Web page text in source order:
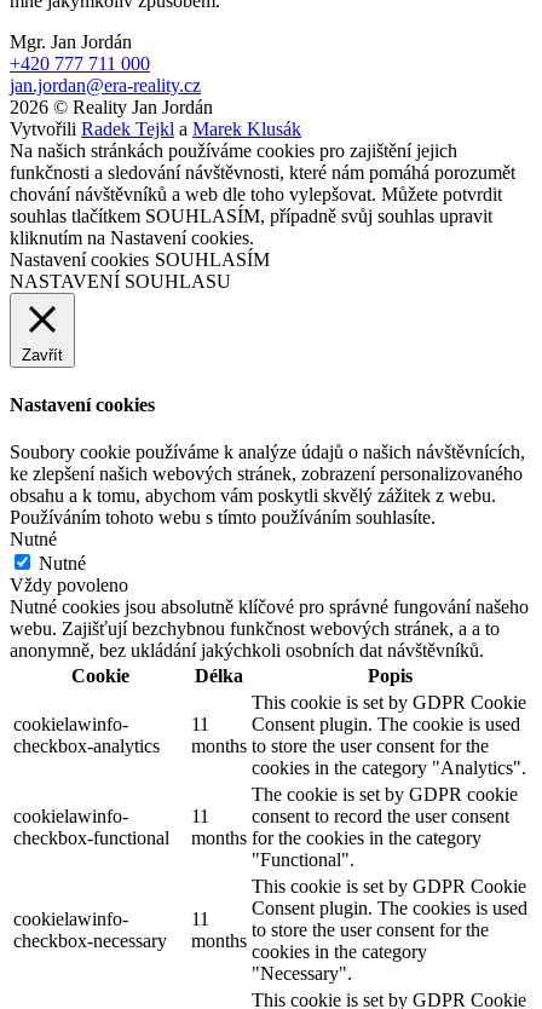
Mgr. Jan Jordán
+420 777 711 000
jan.jordan@era-reality.cz
2026 © Reality Jan Jordán
Vytvořili Radek Tejkl a Marek Klusák
Na našich stránkách používáme cookies pro zajištění jejich
funkčnosti a sledování návštěvnosti, které nám pomáhá porozumět
chování návštěvníků a web dle toho vylepšovat. Můžete potvrdit
souhlas tlačítkem SOUHLASÍM, případně svůj souhlas upravit
kliknutím na Nastavení cookies.
Nastavení cookies SOUHLASÍM
NASTAVENÍ SOUHLASU
Zavřít
Nastavení cookies
Soubory cookie používáme k analýze údajů o našich návštěvnících,
ke zlepšení našich webových stránek, zobrazení personalizovaného
obsahu a k tomu, abychom vám poskytli skvělý zážitek z webu.
Používáním tohoto webu s tímto používáním souhlasíte.
Nutné
Nutné
Vždy povoleno
Nutné cookies jsou absolutně klíčové pro správné fungování našeho
webu. Zajišťují bezchybnou funkčnost webových stránek, a a to
anonymně, bez ukládání jakýchkoli osobních dat návštěvníků.
Cookie
Délka Popis
cookielawinfo-
checkbox-analytics
11
months
This cookie is set by GDPR Cookie
Consent plugin. The cookie is used
to store the user consent for the
cookies in the category "Analytics".
cookielawinfo-
checkbox-functional
11
months
The cookie is set by GDPR cookie
consent to record the user consent
for the cookies in the category
"Functional".
cookielawinfo-
checkbox-necessary
11
months
This cookie is set by GDPR Cookie
Consent plugin. The cookies is used
to store the user consent for the
cookies in the category
"Necessary".
This cookie is set by GDPR Cookie